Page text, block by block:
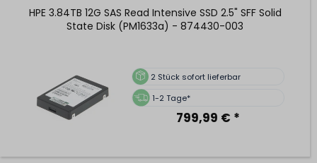
HPE 3.84TB 12G SAS Read Intensive SSD 2.5" SFF Solid
State Disk (PM1633a) - 874430-003
2 Stück sofort lieferbar
1-2 Tage*
799,99 € *